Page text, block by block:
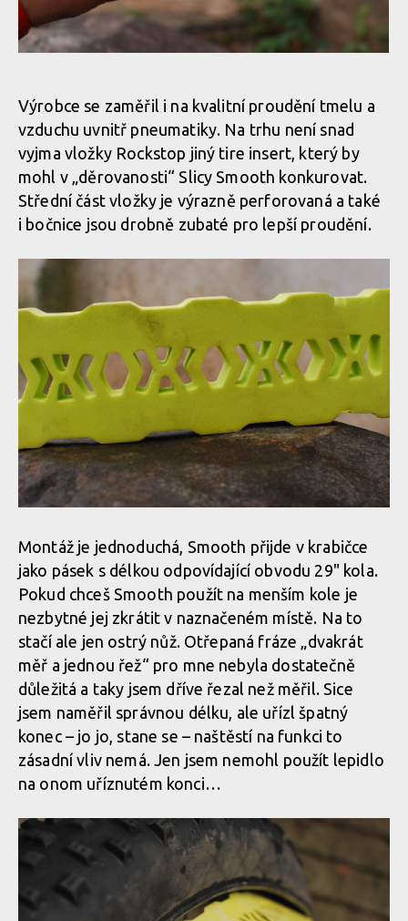
Výrobce se zaměřil i na kvalitní proudění tmelu a
vzduchu uvnitř pneumatiky. Na trhu není snad
vyjma vložky Rockstop jiný tire insert, který by
mohl v „děrovanosti“ Slicy Smooth konkurovat.
Střední část vložky je výrazně perforovaná a také
i bočnice jsou drobně zubaté pro lepší proudění.
Montáž je jednoduchá, Smooth přijde v krabičce
jako pásek s délkou odpovídající obvodu 29" kola.
Pokud chceš Smooth použít na menším kole je
nezbytné jej zkrátit v naznačeném místě. Na to
stačí ale jen ostrý nůž. Otřepaná fráze „dvakrát
měř a jednou řež“ pro mne nebyla dostatečně
důležitá a taky jsem dříve řezal než měřil. Sice
jsem naměřil správnou délku, ale uřízl špatný
konec – jo jo, stane se – naštěstí na funkci to
zásadní vliv nemá. Jen jsem nemohl použít lepidlo
na onom uříznutém konci…